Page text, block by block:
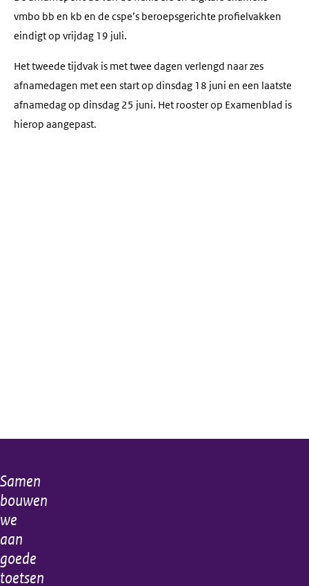
vmbo bb en kb en de cspe’s beroepsgerichte profielvakken
eindigt op vrijdag 19 juli.
Het tweede tijdvak is met twee dagen verlengd naar zes
afnamedagen met een start op dinsdag 18 juni en een laatste
afnamedag op dinsdag 25 juni. Het rooster op Examenblad is
hierop aangepast.
Algemene
informatie
Samen
bouwen
we
aan
goede
toetsen